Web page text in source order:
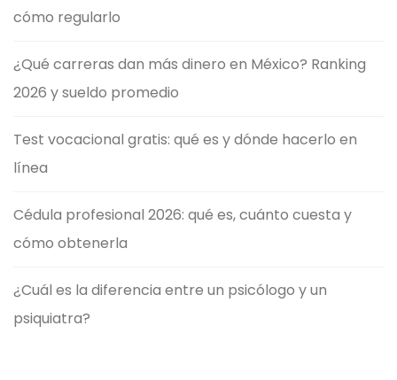
cómo regularlo
¿Qué carreras dan más dinero en México? Ranking
2026 y sueldo promedio
Test vocacional gratis: qué es y dónde hacerlo en
línea
Cédula profesional 2026: qué es, cuánto cuesta y
cómo obtenerla
¿Cuál es la diferencia entre un psicólogo y un
psiquiatra?